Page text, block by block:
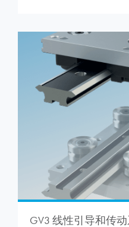
GV3 线性引导和传